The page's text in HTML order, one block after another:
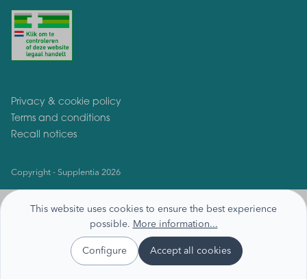
Privacy & cookie policy
Terms and conditions
Recall notices
Copyright - Supplentia 2026
This website uses cookies to ensure the best experience
possible. More information...
Configure Accept all cookies